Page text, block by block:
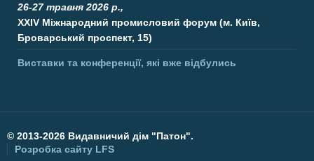
26-27 травня 2026 р.,
XXIV Міжнародний промисловий форум (м. Київ,
Броварський проспект, 15)
Виставки та конференції, які вже відбулись
© 2013-2026 Видавничий дім "Патон".
Розробка сайту LFS